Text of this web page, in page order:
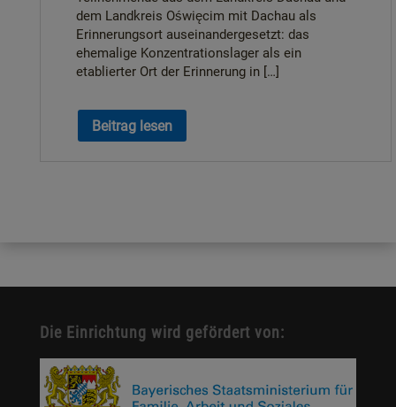
dem Landkreis Oświęcim mit Dachau als
Erinnerungsort auseinandergesetzt: das
ehemalige Konzentrationslager als ein
etablierter Ort der Erinnerung in […]
Beitrag lesen
Die Einrichtung wird gefördert von: